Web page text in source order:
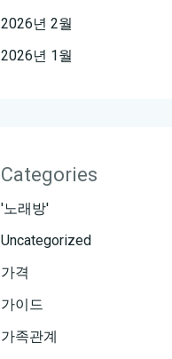
2026년 2월
2026년 1월
Categories
'노래방'
Uncategorized
가격
가이드
가족관계